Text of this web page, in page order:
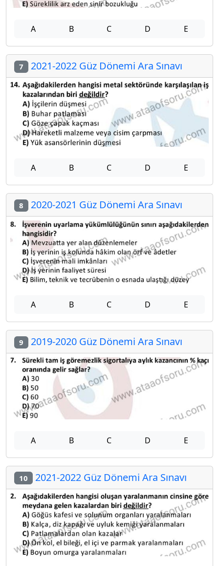
A B C D E
7 2021-2022 Güz Dönemi Ara Sınavı
A B C D E
8 2020-2021 Güz Dönemi Ara Sınavı
A B C D E
9 2019-2020 Güz Dönemi Ara Sınavı
A B C D E
10 2021-2022 Güz Dönemi Ara Sınavı